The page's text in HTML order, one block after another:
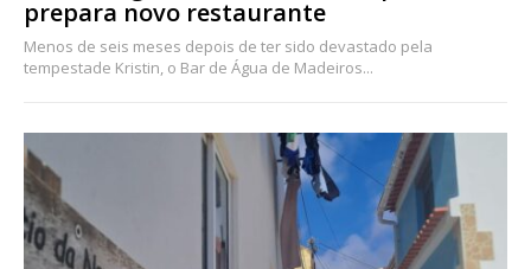
prepara novo restaurante
Menos de seis meses depois de ter sido devastado pela
tempestade Kristin, o Bar de Água de Madeiros...